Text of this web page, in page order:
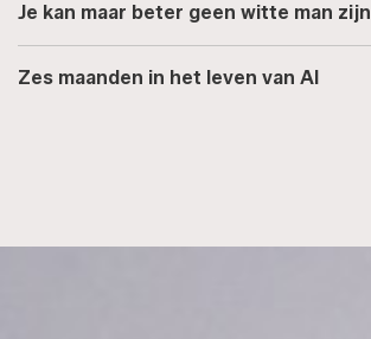
Je kan maar beter geen witte man zijn
Zes maanden in het leven van AI